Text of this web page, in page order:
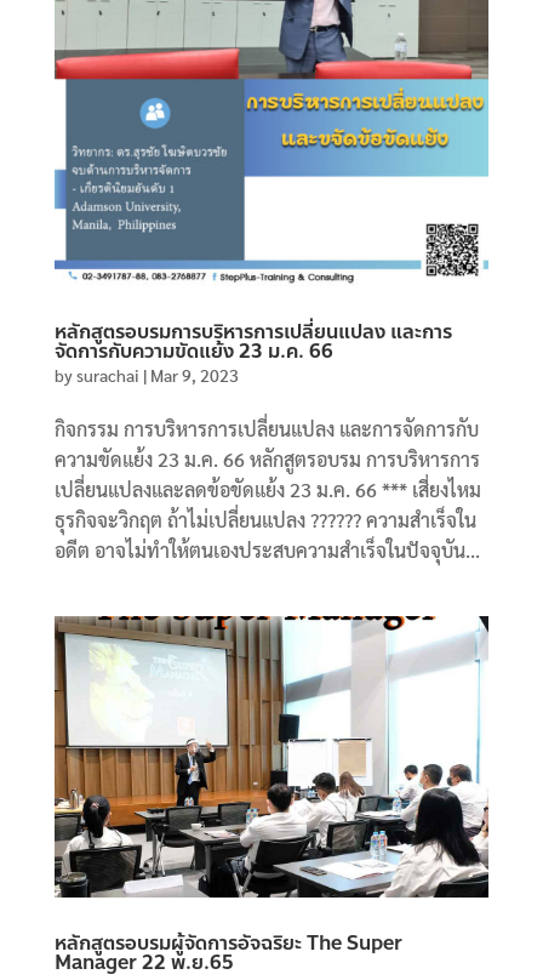
หลักสูตรอบรมการบริหารการเปลี่ยนแปลง และการ
จัดการกับความขัดแย้ง 23 ม.ค. 66
bysurachai | Mar 9, 2023
กิจกรรม การบริหารการเปลี่ยนแปลง และการจัดการกับ
ความขัดแย้ง 23 ม.ค. 66 หลักสูตรอบรม การบริหารการ
เปลี่ยนแปลงและลดข้อขัดแย้ง 23 ม.ค. 66 *** เสี่ยงไหม
ธุรกิจจะวิกฤต ถ้าไม่เปลี่ยนแปลง ?????? ความสำเร็จใน
อดีต อาจไม่ทำให้ตนเองประสบความสำเร็จในปัจจุบัน...
หลักสูตรอบรมผู้จัดการอัจฉริยะ The Super
Manager 22 พ.ย.65